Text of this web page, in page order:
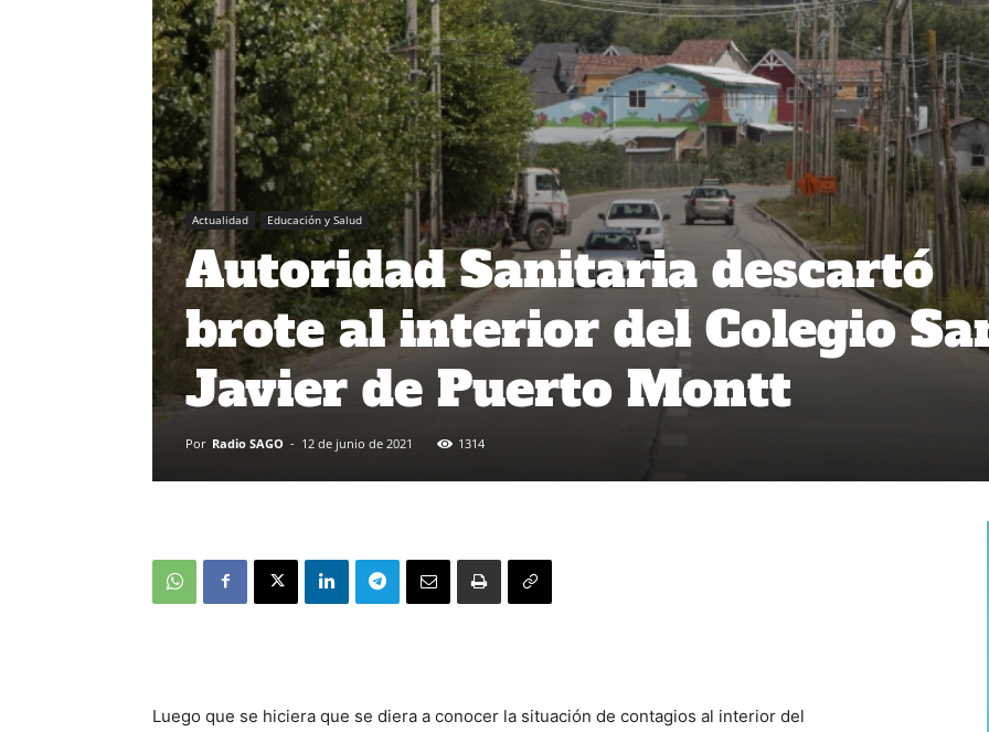
Actualidad Educación y Salud
Autoridad Sanitaria descartó
brote al interior del Colegio
Javier de Puerto Montt
Por Radio SAGO - 12 de junio de 2021 1314
Luego que se hiciera que se diera a conocer la situación de contagios al interior del